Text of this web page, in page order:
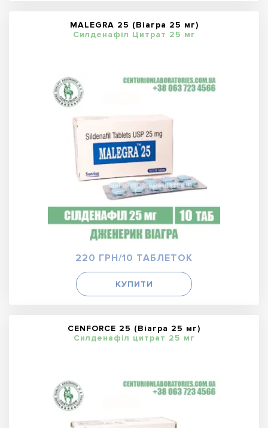
MALEGRA 25 (Віагра 25 мг)
Силденафіл Цитрат 25 мг
220 ГРН/10 ТАБЛЕТОК
КУПИТИ
CENFORCE 25 (Віагра 25 мг)
Силденафіл цитрат 25 мг